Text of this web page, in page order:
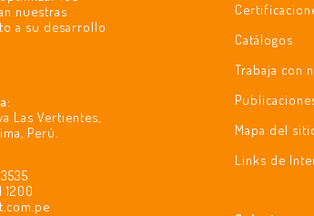
nuestras
a su desarrollo
Las Vertientes,
Perú.
1200
Catálogos
Trabaja con
Mapa del
Links de